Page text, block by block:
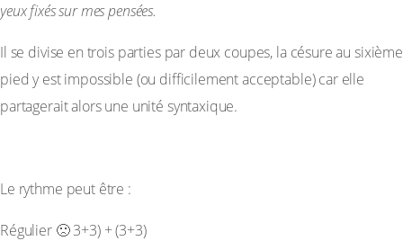
yeux fixés sur mes pensées.
Il se divise en trois parties par deux coupes, la césure au sixième
pied y est impossible (ou difficilement acceptable) car elle
partagerait alors une unité syntaxique.
Le rythme peut être :
Régulier 🙁 3+3) + (3+3)